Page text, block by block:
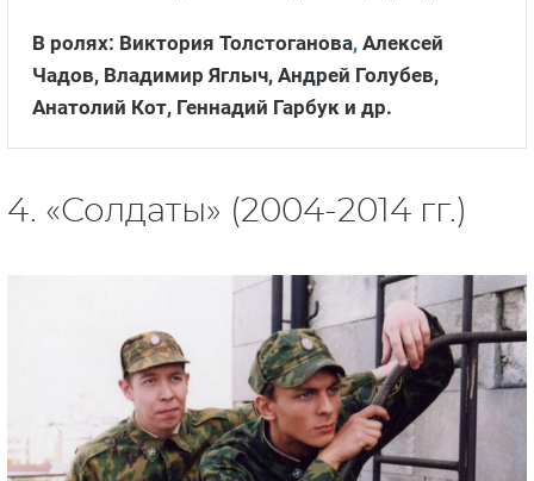
В ролях: Виктория Толстоганова, Алексей
Чадов, Владимир Яглыч, Андрей Голубев,
Анатолий Кот, Геннадий Гарбук и др.
4. «Солдаты» (2004-2014 гг.)